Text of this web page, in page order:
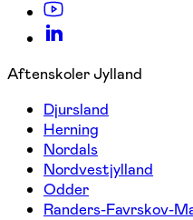
Aftenskoler Jylland
Djursland
Herning
Nordals
Nordvestjylland
Odder
Randers-Favrskov-